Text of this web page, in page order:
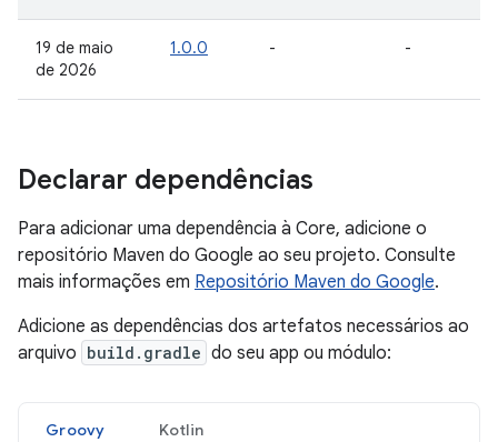
19 de maio
de 2026
1.0.0 - -
Declarar dependências
Para adicionar uma dependência à Core, adicione o
repositório Maven do Google ao seu projeto. Consulte
mais informações em Repositório Maven do Google.
Adicione as dependências dos artefatos necessários ao
arquivo build.gradle do seu app ou módulo:
Groovy Kotlin